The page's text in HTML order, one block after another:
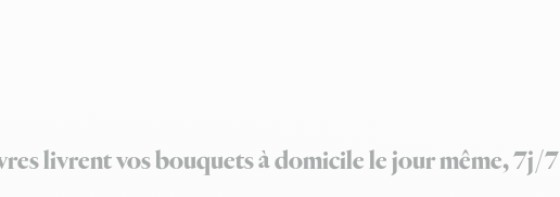
livrent vos bouquets à domicile le jour même, 7j/7